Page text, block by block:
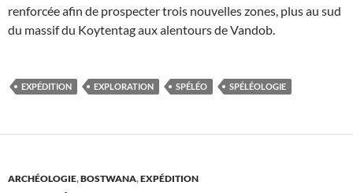
renforcée afin de prospecter trois nouvelles zones, plus au sud
du massif du Koytentag aux alentours de Vandob.
EXPÉDITION EXPLORATION SPÉLÉO SPÉLÉOLOGIE
ARCHÉOLOGIE,BOSTWANA,EXPÉDITION